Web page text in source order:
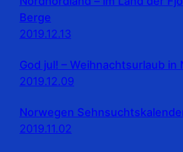
Berge
2019.12.13
God jul! – Weihnachtsurlaub in
2019.12.09
Norwegen
2019.11.02